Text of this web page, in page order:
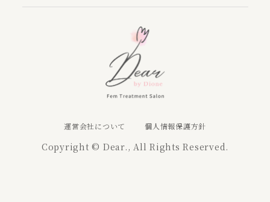
運営会社について 個人情報保護方針
Copyright © Dear., All Rights Reserved.